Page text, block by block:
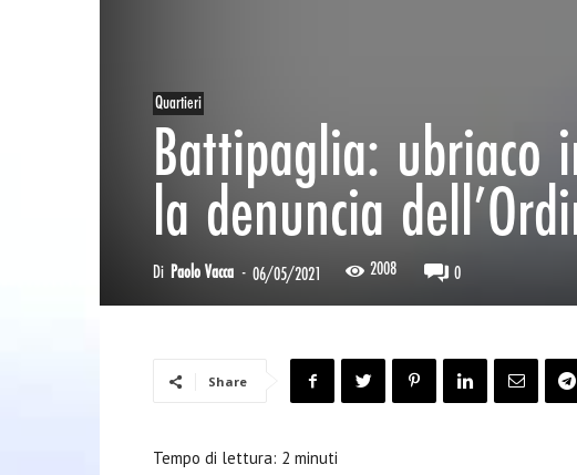
Quartieri
Battipaglia: ubriaco
la denuncia
Di Paolo Vacca - 06/05/2021 2008 0
Share
Tempo di lettura: 2 minuti